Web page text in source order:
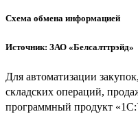
Схема обмена информацией
Источник: ЗАО «Белсалттрэйд»
Для автоматизации
складских операций,
программный продукт